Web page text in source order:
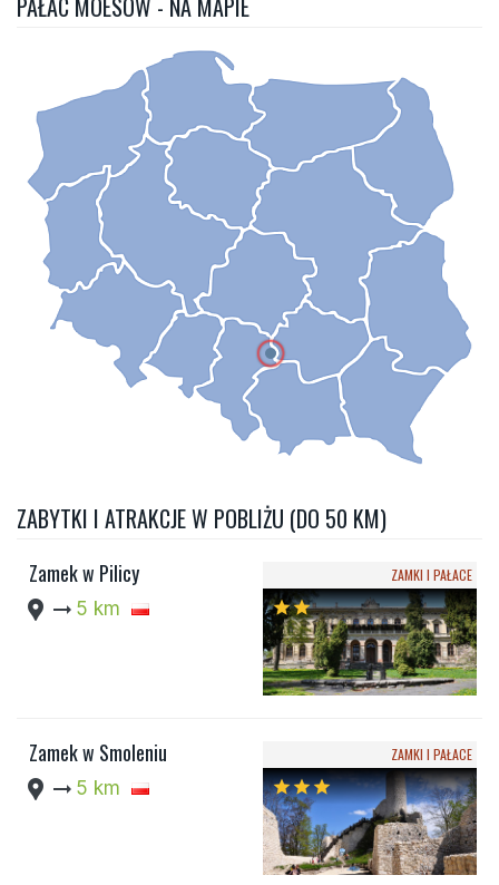
ZABYTKI I ATRAKCJE W POBLIŻU (DO 50 KM)
Zamek w Pilicy
location_pin arrow_right_alt 5 km
ZAMKI I PAŁACE
starstar
Zamek w Smoleniu
location_pin arrow_right_alt 5 km
ZAMKI I PAŁACE
starstarstar